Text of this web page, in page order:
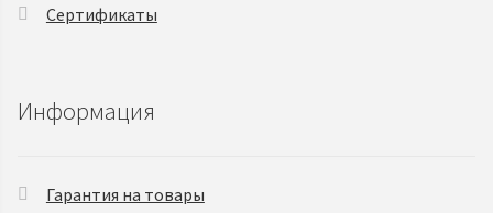
Сертификаты
Информация
Гарантия на товары